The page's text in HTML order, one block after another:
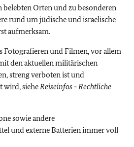
belebten Orten und zu besonderen
rund um jüdische und israelische
aufmerksam.
Fotografieren und Filmen, vor allem
den aktuellen militärischen
streng verboten ist und
wird, sieheReiseinfos - Rechtliche
sowie andere
und externe Batterien immer voll